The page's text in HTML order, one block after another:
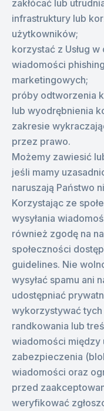
zakłócać lub
infrastruktury lub
użytkowników;
korzystać z Usług w
wiadomości
marketingowych;
próby odtworzenia
lub wyodrębnienia
zakresie
przez prawo.
Możemy zawiesić
jeśli mamy
naruszają Państwo
Korzystając ze
wysyłania
również zgodę na
społeczności
guidelines. Nie
wysyłać spamu ani
udostępniać
wykorzystywać
randkowania lub
wiadomości między
zabezpieczenia
wiadomości oraz
przed
weryfikować